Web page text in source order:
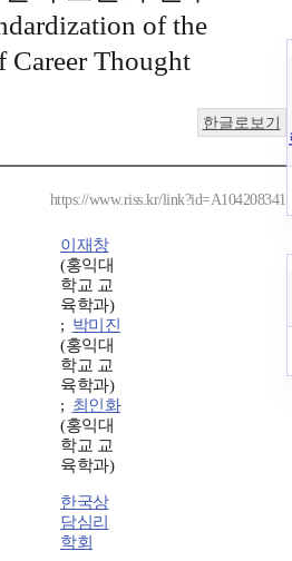
of the
Career Thought
한글로보기
https://www.riss.kr/link?id=A104208341
이재창
(홍익대
학교 교
육학과)
; 박미진
(홍익대
학교 교
육학과)
; 최인화
(홍익대
학교 교
육학과)
한국상
담심리
학회